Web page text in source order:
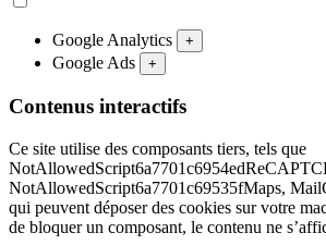
Google Analytics +
Google Ads +
Contenus interactifs
Ce site utilise des composants tiers, tels que
NotAllowedScript6a7701c69535fMaps,
qui peuvent déposer des cookies sur votre
de bloquer un composant, le contenu ne